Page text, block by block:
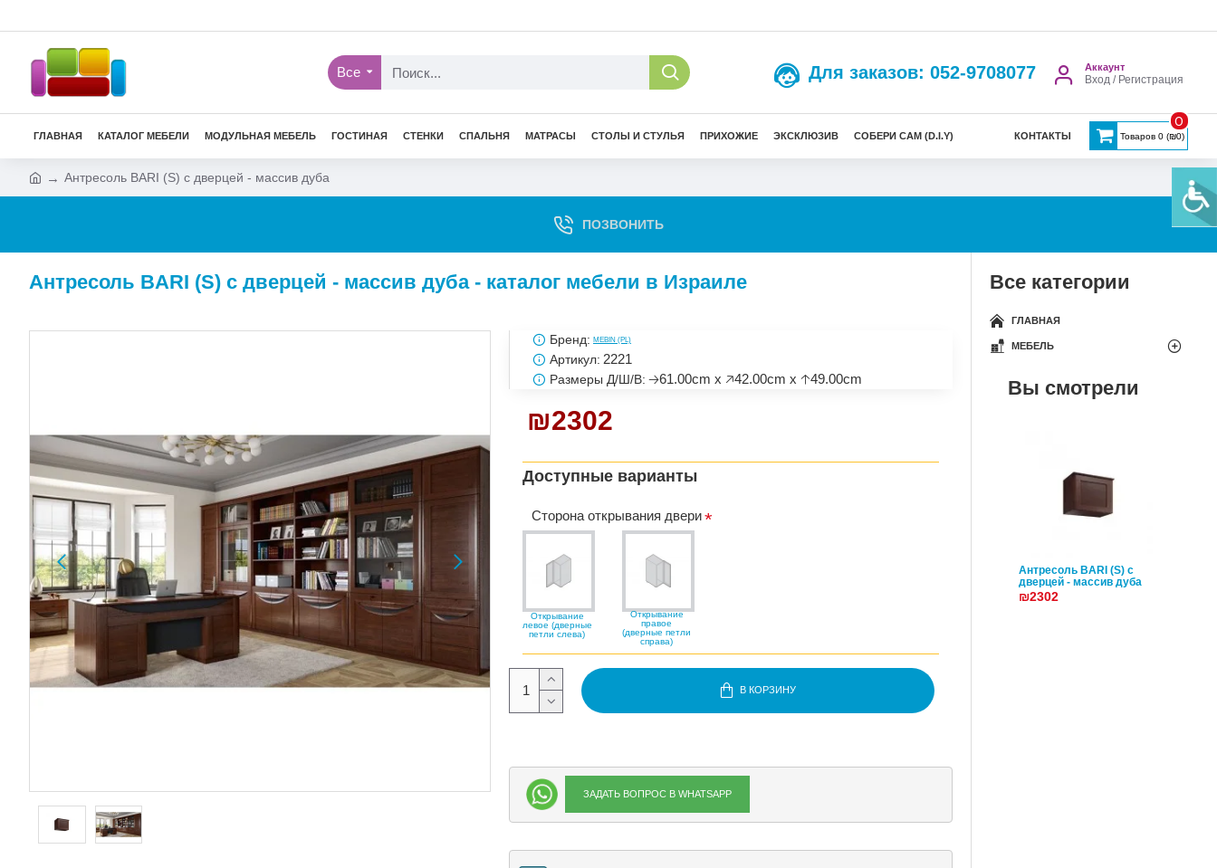
Все Для заказов: 052-9708077 Аккаунт
Вход / Регистрация
ГЛАВНАЯ КАТАЛОГ МЕБЕЛИ МОДУЛЬНАЯ МЕБЕЛЬ ГОСТИНАЯ СТЕНКИ СПАЛЬНЯ МАТРАСЫ СТОЛЫ И СТУЛЬЯ ПРИХОЖИЕ ЭКСКЛЮЗИВ СОБЕРИ САМ (D.I.Y) КОНТАКТЫ Товаров 0 (₪0)
0
Антресоль BARI (S) с дверцей - массив дуба
ПОЗВОНИТЬ
Антресоль BARI (S) с дверцей - массив дуба - каталог мебели в Израиле
₪2302
Бренд: MEBIN (PL)
Артикул: 2221
Размеры Д/Ш/В: 🡢61.00cm x 🡥42.00cm x 🡡49.00cm
Доступные варианты
Сторона открывания двери
Открывание
левое (дверные
петли слева)
Открывание
правое
(дверные петли
справа)
В КОРЗИНУ
ЗАДАТЬ ВОПРОС В WHATSAPP
Все категории
ГЛАВНАЯ
МЕБЕЛЬ
Вы смотрели
Антресоль BARI (S) с
дверцей - массив дуба
₪2302